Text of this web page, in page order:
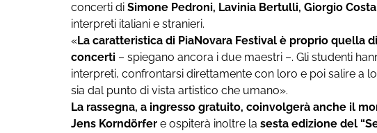
concerti di Simone Pedroni, Lavinia Bertulli, Giorgio
interpreti italiani e stranieri.
«La caratteristica di PiaNovara Festival è proprio quella
concerti – spiegano ancora i due maestri –. Gli studenti
interpreti, confrontarsi direttamente con loro e poi salire a
sia dal punto di vista artistico che umano».
La rassegna, a ingresso gratuito, coinvolgerà anche il
Jens Korndörfer e ospiterà inoltre la sesta edizione del